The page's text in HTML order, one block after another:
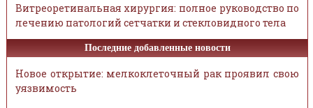
Витреоретинальная хирургия: полное руководство по
лечению патологий сетчатки и стекловидного тела
Последние добавленные новости
Новое открытие: мелкоклеточный рак проявил свою
уязвимость